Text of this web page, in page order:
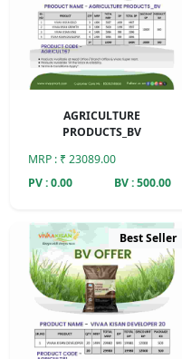
AGRICULTURE
PRODUCTS_BV
MRP : ₹ 23089.00
PV : 0.00
BV : 500.00
Best Seller